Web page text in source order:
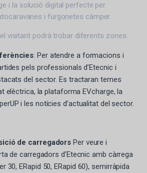
i la solució digital perfecte per
i furgonetes càmper.
el visitant podrà trobar diferents zones:
: Per atendre a formacions i
pels professionals d’Etecnic i
del sector. Es tractaran temes
elèctrica, la plataforma EVcharge, la
i les notícies d’actualitat del sector.
de carregadors Per veure i
de carregadors d’Etecnic amb càrrega
30, ERapid 50, ERapid 60), semirràpida